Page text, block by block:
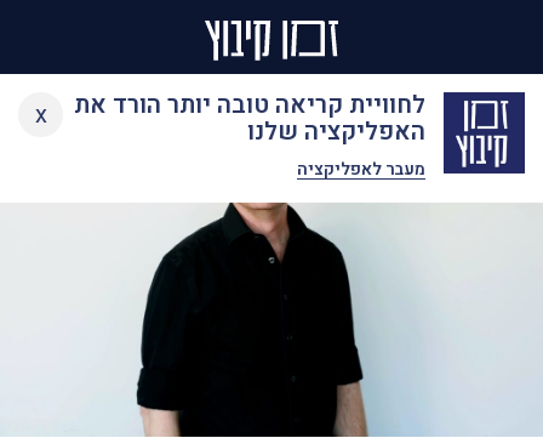
לחוויית קריאה טובה יותר הורד את
האפליקציה שלנו
מעבר לאפליקציה
x
Skip
content